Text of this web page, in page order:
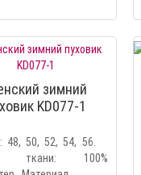
зимний
KD077-1
48, 50, 52, 54, 56.
ткани: 100%